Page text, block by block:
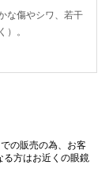
な傷やシワ、若干
）。
の販売の為、お客
る方はお近くの眼鏡